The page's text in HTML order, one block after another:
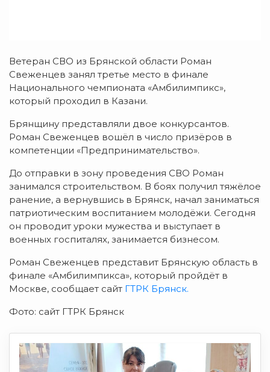
Ветеран СВО из Брянской области Роман
Свеженцев занял третье место в финале
Национального чемпионата «Амбилимпикс»,
который проходил в Казани.
Брянщину представляли двое конкурсантов.
Роман Свеженцев вошёл в число призёров в
компетенции «Предпринимательство».
До отправки в зону проведения СВО Роман
занимался строительством. В боях получил тяжёлое
ранение, а вернувшись в Брянск, начал заниматься
патриотическим воспитанием молодёжи. Сегодня
он проводит уроки мужества и выступает в
военных госпиталях, занимается бизнесом.
Роман Свеженцев представит Брянскую область в
финале «Амбилимпикса», который пройдёт в
Москве, сообщает сайт ГТРК Брянск.
Фото: сайт ГТРК Брянск